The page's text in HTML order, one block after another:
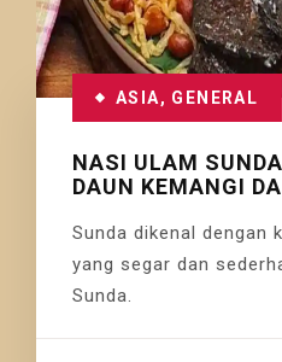
ASIA, GENERAL
NASI ULAM
DAUN KEMANGI
Sunda dikenal dengan
yang segar dan
Sunda.